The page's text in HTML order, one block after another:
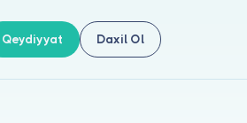
Qeydiyyat Daxil Ol